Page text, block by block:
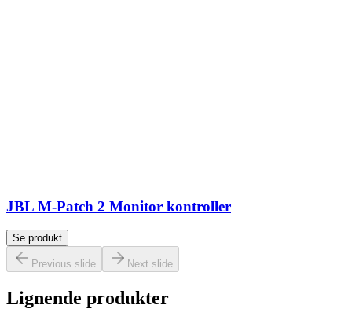
JBL M-Patch 2 Monitor kontroller
Se produkt
Previous slide Next slide
Lignende produkter